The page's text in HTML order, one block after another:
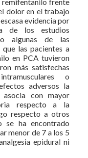
dolor en el trabajo
evidencia por
de los estudios
algunas de las
las pacientes a
en PCA tuvieron
más satisfechas
o
adversos la
asocia con mayor
respecto a la
respecto a otros
se ha encontrado
menor de 7 a los 5
epidural ni